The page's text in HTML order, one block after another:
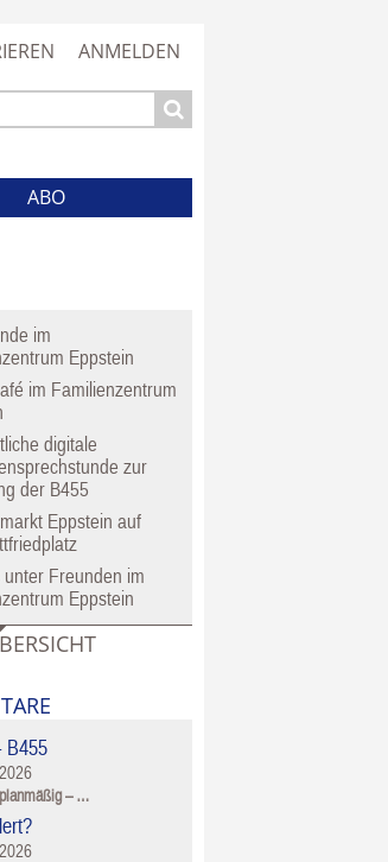
ANMELDEN
im
Eppstein
im Familienzentrum
digitale
zur
der B455
Eppstein auf
unter Freunden im
Eppstein
B455
– …
ABO